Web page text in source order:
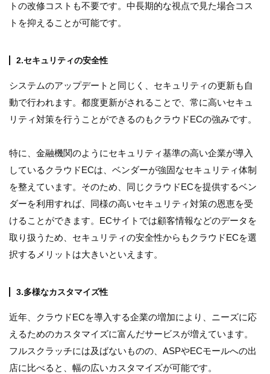
トの改修コストも不要です。中長期的な視点で見た場合コス
トを抑えることが可能です。
2.セキュリティの安全性
システムのアップデートと同じく、セキュリティの更新も自
動で行われます。都度更新がされることで、常に高いセキュ
リティ対策を行うことができるのもクラウドECの強みです。
特に、金融機関のようにセキュリティ基準の高い企業が導入
しているクラウドECは、ベンダーが強固なセキュリティ体制
を整えています。そのため、同じクラウドECを提供するベン
ダーを利用すれば、同様の高いセキュリティ対策の恩恵を受
けることができます。ECサイトでは顧客情報などのデータを
取り扱うため、セキュリティの安全性からもクラウドECを選
択するメリットは大きいといえます。
3.多様なカスタマイズ性
近年、クラウドECを導入する企業の増加により、ニーズに応
えるためのカスタマイズに富んだサービスが増えています。
フルスクラッチには及ばないものの、ASPやECモールへの出
店に比べると、幅の広いカスタマイズが可能です。